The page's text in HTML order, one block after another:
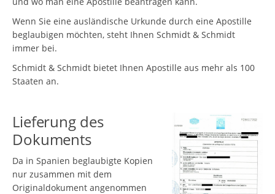
Wenn Sie eine ausländische Urkunde durch eine Apostille
beglaubigen möchten, steht Ihnen Schmidt & Schmidt
immer bei.
Schmidt & Schmidt bietet Ihnen Apostille aus mehr als 100
Staaten an.
Lieferung des
Dokuments
Da in Spanien beglaubigte Kopien
nur zusammen mit dem
Originaldokument angenommen